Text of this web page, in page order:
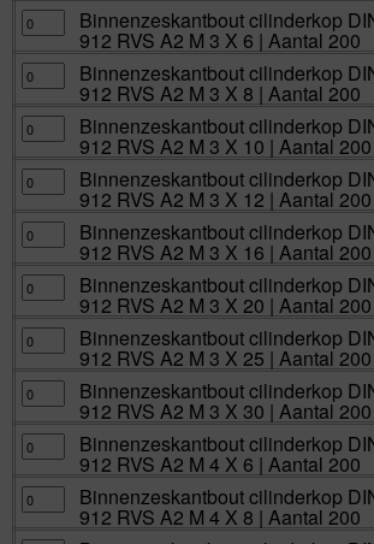
Binnenzeskantbout
cilinderkop
DIN
RVS
A2
M
X
6
|
200
aantal
Binnenzeskantbout cilinderkop
912 RVS A2 M 3 X 6 | Aantal 200
Binnenzeskantbout
cilinderkop
DIN
RVS
A2
M
X
8
|
200
aantal
Binnenzeskantbout cilinderkop
912 RVS A2 M 3 X 8 | Aantal 200
Binnenzeskantbout
cilinderkop
DIN
RVS
A2
M
X
10
|
200
aantal
Binnenzeskantbout cilinderkop
912 RVS A2 M 3 X 10 | Aantal 200
Binnenzeskantbout
cilinderkop
DIN
RVS
A2
M
X
12
|
200
aantal
Binnenzeskantbout cilinderkop
912 RVS A2 M 3 X 12 | Aantal 200
Binnenzeskantbout
cilinderkop
DIN
RVS
A2
M
X
16
|
200
aantal
Binnenzeskantbout cilinderkop
912 RVS A2 M 3 X 16 | Aantal 200
Binnenzeskantbout
cilinderkop
DIN
RVS
A2
M
X
20
|
200
aantal
Binnenzeskantbout cilinderkop
912 RVS A2 M 3 X 20 | Aantal 200
Binnenzeskantbout
cilinderkop
DIN
RVS
A2
M
X
25
|
200
aantal
Binnenzeskantbout cilinderkop
912 RVS A2 M 3 X 25 | Aantal 200
Binnenzeskantbout
cilinderkop
DIN
RVS
A2
M
X
30
|
Binnenzeskantbout cilinderkop
912 RVS A2 M 3 X 30 | Aantal 200
Binnenzeskantbout
cilinderkop
DIN
RVS
A2
M
Binnenzeskantbout cilinderkop
912 RVS A2 M 4 X 6 | Aantal 200
Binnenzeskantbout
cilinderkop
DIN
Binnenzeskantbout cilinderkop
912 RVS A2 M 4 X 8 | Aantal 200